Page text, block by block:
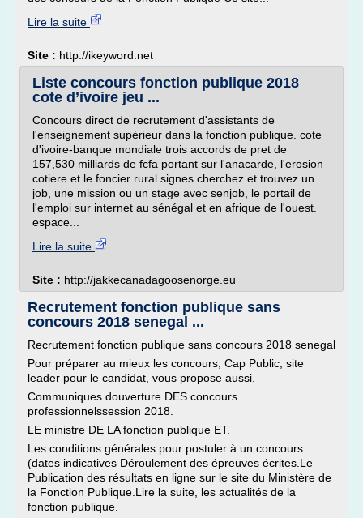
Lire la suite
Site : http://ikeyword.net
Liste concours fonction publique 2018
cote d’ivoire jeu ...
Concours direct de recrutement d'assistants de
l'enseignement supérieur dans la fonction publique. cote
d'ivoire-banque mondiale trois accords de pret de
157,530 milliards de fcfa portant sur l'anacarde, l'erosion
cotiere et le foncier rural signes cherchez et trouvez un
job, une mission ou un stage avec senjob, le portail de
l'emploi sur internet au sénégal et en afrique de l'ouest.
espace...
Lire la suite
Site : http://jakkecanadagoosenorge.eu
Recrutement fonction publique sans
concours 2018 senegal ...
Recrutement fonction publique sans concours 2018 senegal
Pour préparer au mieux les concours, Cap Public, site
leader pour le candidat, vous propose aussi.
Communiques douverture DES concours
professionnelssession 2018.
LE ministre DE LA fonction publique ET.
Les conditions générales pour postuler à un concours.
(dates indicatives Déroulement des épreuves écrites.Le
Publication des résultats en ligne sur le site du Ministère de
la Fonction Publique.Lire la suite, les actualités de la
fonction publique.